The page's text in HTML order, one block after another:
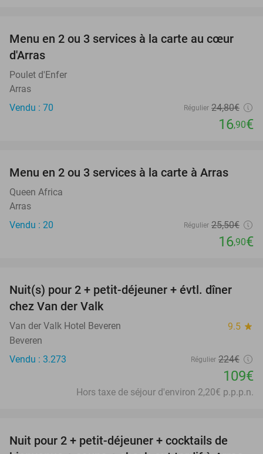
32%
Menu en 2 ou 3 services à la carte au cœur
d'Arras
Poulet d'Enfer
Arras
Vendu : 70
Régulier 24,80€
16,90€
34%
Menu en 2 ou 3 services à la carte à Arras
Queen Africa
Arras
Vendu : 20
Régulier 25,50€
16,90€
51%
Nuit(s) pour 2 + petit-déjeuner + évtl. dîner
chez Van der Valk
Van der Valk Hotel Beveren 9.5 star
Beveren
Vendu : 3.273
Régulier 224€
109€
Hors taxe de séjour d'environ 2,20€ p.p.p.n.
Nuit pour 2 + petit-déjeuner + cocktails de